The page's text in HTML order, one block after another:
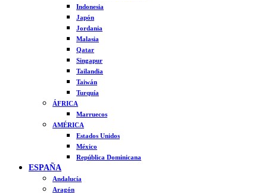
Indonesia
Japón
Jordania
Malasia
Qatar
Singapur
Tailandia
Taiwán
Turquía
ÁFRICA
Marruecos
AMÉRICA
Estados Unidos
México
República Dominicana
ESPAÑA
Andalucía
Aragón